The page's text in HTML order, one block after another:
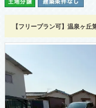
【フリープラン可】温泉ヶ
カーサ